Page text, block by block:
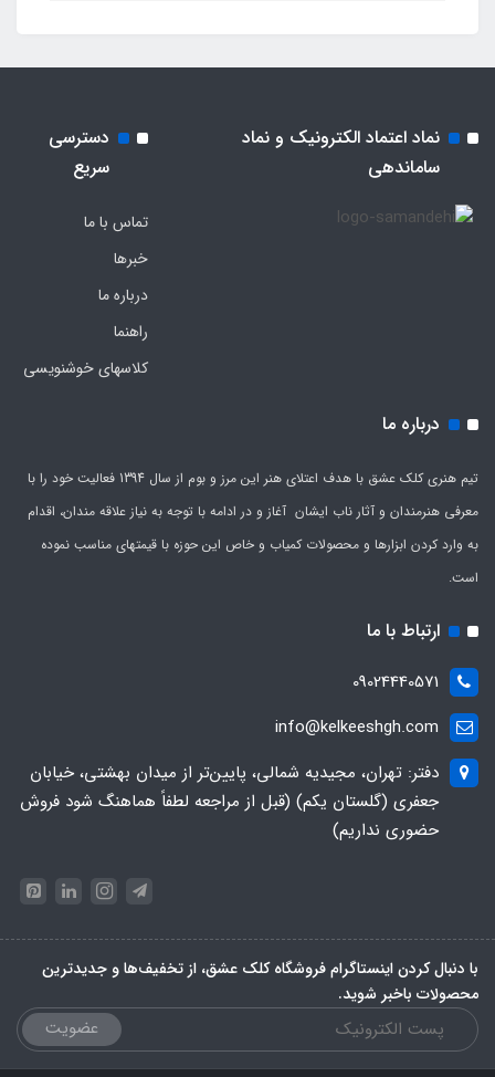
نماد اعتماد الکترونیک و نماد
ساماندهی
دسترسی
سریع
تماس با ما
خبرها
درباره ما
راهنما
کلاسهای خوشنویسی
درباره ما
تیم هنری کلک عشق با هدف اعتلای هنر این مرز و بوم از سال 1394 فعالیت خود را با
معرفی هنرمندان و آثار ناب ایشان آغاز و در ادامه با توجه به نیاز علاقه مندان، اقدام
به وارد کردن ابزارها و محصولات کمیاب و خاص این حوزه با قیمتهای مناسب نموده
است.
ارتباط با ما
09024440571
info@kelkeeshgh.com
دفتر: تهران، مجیدیه شمالی، پایین‌تر از میدان بهشتی، خیابان
جعفری (گلستان یکم) (قبل از مراجعه لطفاً هماهنگ شود فروش
حضوری نداریم)
با دنبال کردن اینستاگرام فروشگاه کلک عشق، از تخفیف‌ها و جدیدترین‌
محصولات باخبر شوید.
عضویت